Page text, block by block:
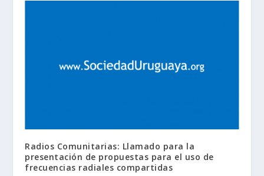
Radios Comunitarias: Llamado para la
presentación de propuestas para el uso de
frecuencias radiales compartidas